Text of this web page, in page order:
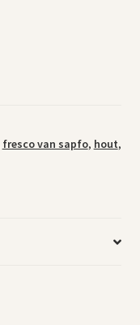
fresco van sapfo, hout,